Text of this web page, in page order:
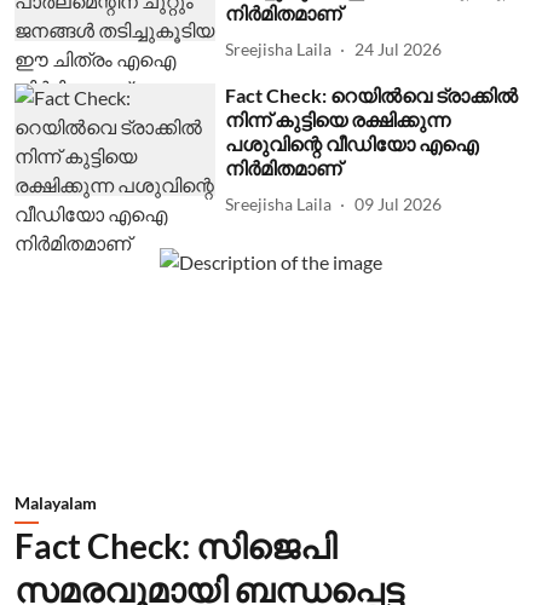
നിര്‍മിതമാണ്
Sreejisha Laila 24 Jul 2026
Fact Check: റെയില്‍വെ ട്രാക്കില്‍
നിന്ന് കുട്ടിയെ രക്ഷിക്കുന്ന
പശുവിന്റെ വീഡിയോ എഐ
നിര്‍മിതമാണ്
Sreejisha Laila 09 Jul 2026
Malayalam
Fact Check: സിജെപി
സമരവുമായി ബന്ധപ്പെട്ട